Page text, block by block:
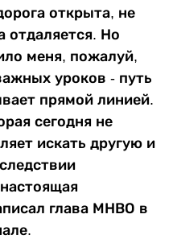
открыта, не
отдаляется. Но
меня, пожалуй,
уроков - путь
прямой линией.
сегодня не
искать другую и
глава МНВО в